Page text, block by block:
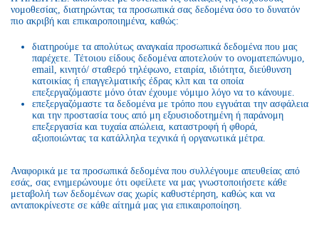
νομοθεσίας, διατηρώντας τα προσωπικά σας δεδομένα όσο το δυνατόν
πιο ακριβή και επικαιροποιημένα, καθώς:
διατηρούμε τα απολύτως αναγκαία προσωπικά δεδομένα που μας
παρέχετε. Τέτοιου είδους δεδομένα αποτελούν το ονοματεπώνυμο,
email, κινητό/ σταθερό τηλέφωνο, εταιρία, ιδιότητα, διεύθυνση
κατοικίας ή επαγγελματικής έδρας κλπ και τα οποία
επεξεργαζόμαστε μόνο όταν έχουμε νόμιμο λόγο να το κάνουμε.
επεξεργαζόμαστε τα δεδομένα με τρόπο που εγγυάται την ασφάλεια
και την προστασία τους από μη εξουσιοδοτημένη ή παράνομη
επεξεργασία και τυχαία απώλεια, καταστροφή ή φθορά,
αξιοποιώντας τα κατάλληλα τεχνικά ή οργανωτικά μέτρα.
Αναφορικά με τα προσωπικά δεδομένα που συλλέγουμε απευθείας από
εσάς, σας ενημερώνουμε ότι οφείλετε να μας γνωστοποιήσετε κάθε
μεταβολή των δεδομένων σας χωρίς καθυστέρηση, καθώς και να
ανταποκρίνεστε σε κάθε αίτημά μας για επικαιροποίηση.